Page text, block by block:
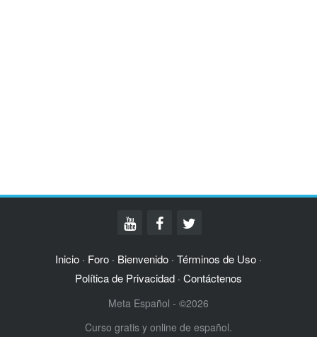
Inicio · Foro · Bienvenido · Términos de Uso ·
Política de Privacidad · Contáctenos
Meta Español - ©2026
Curso gratis y online de español.